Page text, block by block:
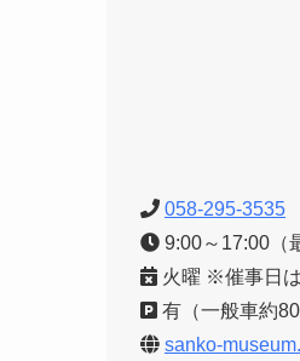
058-295-3535
9:00～17:00（
火曜 ※催事日
有（一般車約
sanko-